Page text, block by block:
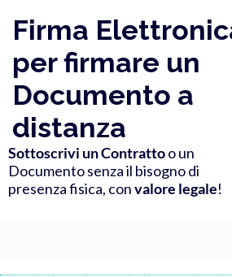
Firma
per firmare un
Documento a
distanza
Sottoscrivi un Contrattoo un
Documento senza il bisogno di
presenza fisica, convalore legale!